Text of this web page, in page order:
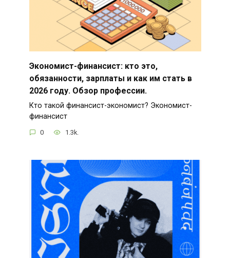
Экономист-финансист: кто это,
обязанности, зарплаты и как им стать в
2026 году. Обзор профессии.
Кто такой финансист-экономист? Экономист-
финансист
0 1.3k.